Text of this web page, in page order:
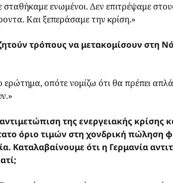
ενωμένοι. Δεν επιτρέψαμε
Και ξεπεράσαμε την κρίση.»
τρόπους να μετακομίσουν στη
ερώτημα, οπότε νομίζω ότι θα πρέπει
της ενεργειακής κρίσης
όριο τιμών στη χονδρική πώληση
Καταλαβαίνουμε ότι η Γερμανία